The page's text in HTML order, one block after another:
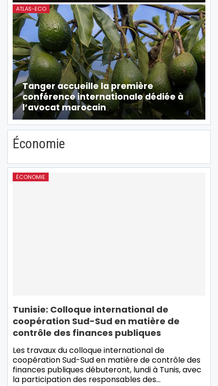
ATLAS-ECO
Tanger accueille la première
conférence internationale dédiée à
l’avocat marocain
Économie
ÉCONOMIE
Tunisie: Colloque international de
coopération Sud-Sud en matière de
contrôle des finances publiques
Les travaux du colloque international de
coopération Sud-Sud en matière de contrôle des
finances publiques débuteront, lundi à Tunis, avec
la participation des responsables des…